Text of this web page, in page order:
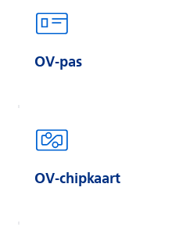
OV-pas
OV-chipkaart